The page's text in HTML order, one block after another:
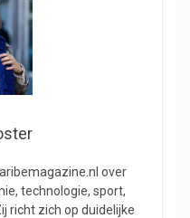
over
technologie, sport,
richt zich op duidelijke